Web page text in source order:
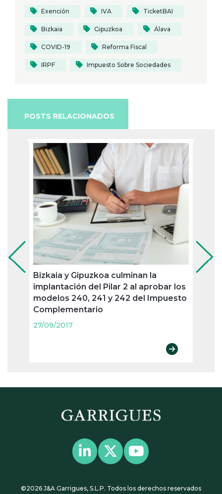
Exención IVA TicketBAI
Bizkaia Gipuzkoa Álava
COVID-19 Reforma Fiscal
IRPF Impuesto Sobre Sociedades
POSTS RELACIONADOS
Bizkaia y Gipuzkoa culminan la
implantación del Pilar 2 al aprobar los
modelos 240, 241 y 242 del Impuesto
Complementario
27/09/2017
©2026 J&A Garrigues, S.L.P. Todos los derechos reservados